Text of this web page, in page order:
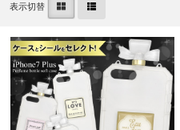
表示切替